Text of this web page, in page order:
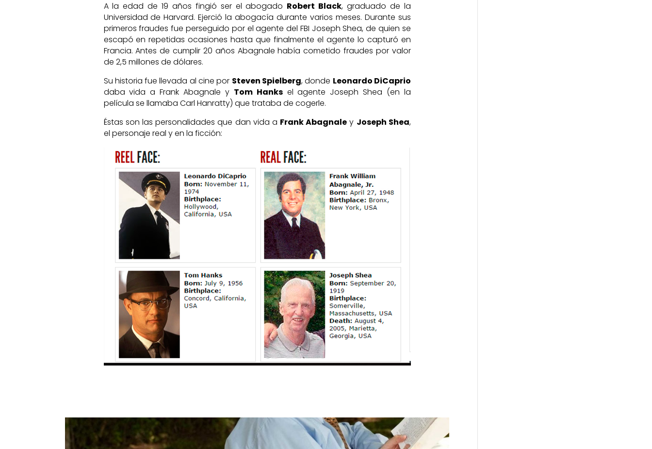
A la edad de 19 años fingió ser el abogado Robert Black, graduado de la
Universidad de Harvard. Ejerció la abogacía durante varios meses. Durante sus
primeros fraudes fue perseguido por el agente del FBI Joseph Shea, de quien se
escapó en repetidas ocasiones hasta que finalmente el agente lo capturó en
Francia. Antes de cumplir 20 años Abagnale había cometido fraudes por valor
de 2,5 millones de dólares.
Su historia fue llevada al cine por Steven Spielberg, donde Leonardo DiCaprio
daba vida a Frank Abagnale y Tom Hanksel agente Joseph Shea (en la
película se llamaba Carl Hanratty) que trataba de cogerle.
Éstas son las personalidades que dan vida a Frank Abagnale y Joseph Shea,
el personaje real y en la ficción: